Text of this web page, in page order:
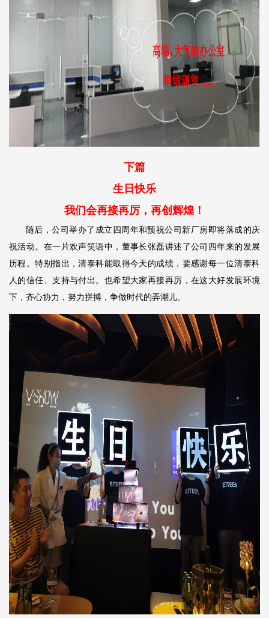
下篇
生日快乐
我们会再接再厉，再创辉煌！
随后，公司举办了成立四周年和预祝公司新厂房即将落成的庆
祝活动。在一片欢声笑语中，董事长张磊讲述了公司四年来的发展
历程。特别指出，清泰科能取得今天的成绩，要感谢每一位清泰科
人的信任、支持与付出。也希望大家再接再厉，在这大好发展环境
下，齐心协力，努力拼搏，争做时代的弄潮儿。